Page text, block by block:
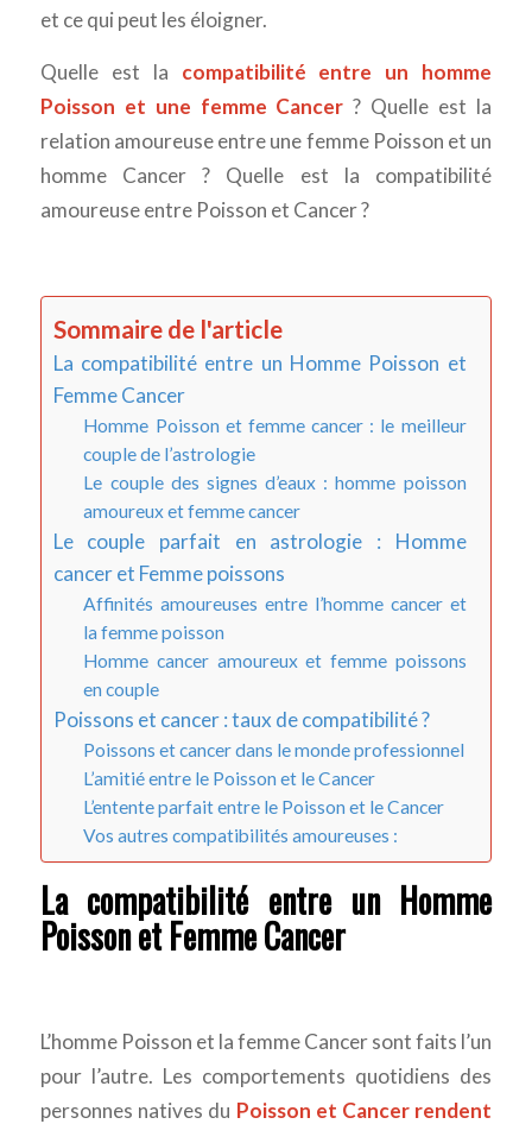
et ce qui peut les éloigner.
Quelle est la compatibilité entre un homme
Poisson et une femme Cancer ? Quelle est la
relation amoureuse entre une femme Poisson et un
homme Cancer ? Quelle est la compatibilité
amoureuse entre Poisson et Cancer ?
Sommaire de l'article
La compatibilité entre un Homme Poisson et
Femme Cancer
Homme Poisson et femme cancer : le meilleur
couple de l’astrologie
Le couple des signes d’eaux : homme poisson
amoureux et femme cancer
Le couple parfait en astrologie : Homme
cancer et Femme poissons
Affinités amoureuses entre l’homme cancer et
la femme poisson
Homme cancer amoureux et femme poissons
en couple
Poissons et cancer : taux de compatibilité ?
Poissons et cancer dans le monde professionnel
L’amitié entre le Poisson et le Cancer
L’entente parfait entre le Poisson et le Cancer
Vos autres compatibilités amoureuses :
La compatibilité entre un Homme
Poisson et Femme Cancer
L’homme Poisson et la femme Cancer sont faits l’un
pour l’autre. Les comportements quotidiens des
personnes natives du Poisson et Cancer rendent